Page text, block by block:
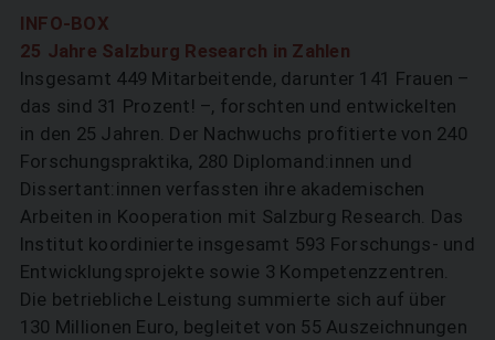
INFO-BOX
25 Jahre Salzburg Research in Zahlen
Insgesamt 449 Mitarbeitende, darunter 141 Frauen –
das sind 31 Prozent! –, forschten und entwickelten
in den 25 Jahren. Der Nachwuchs profitierte von 240
Forschungspraktika, 280 Diploman­d:innen und
Dissertant:innen verfassten ihre akademischen
Arbeiten in Kooperation mit Salzburg Research. Das
Institut koordinierte insgesamt 593 Forschungs- und
Entwicklungsprojekte sowie 3 Kompetenzzentren.
Die betriebliche Leistung summierte sich auf über
130 Millionen Euro, begleitet von 55 Auszeichnungen